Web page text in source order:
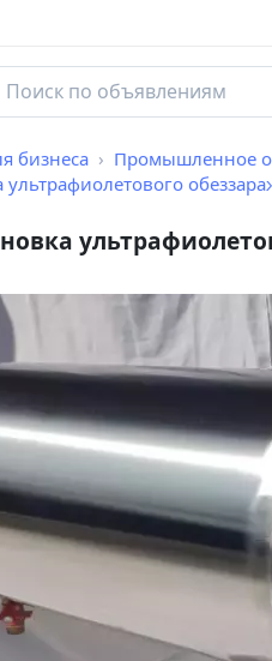
бизнеса
Промышленное
обеззараживания